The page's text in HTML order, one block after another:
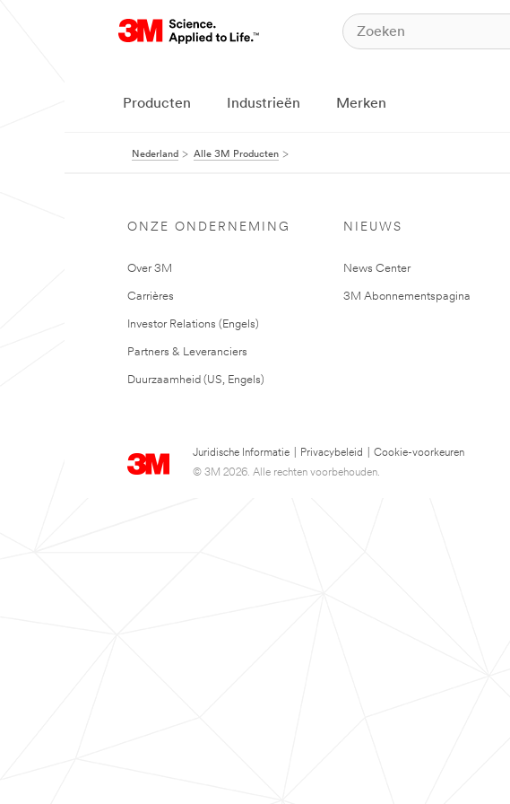
Producten Industrieën Merken
Nederland Alle 3M Producten
ONZE ONDERNEMING
Over 3M
Carrières
Investor Relations (Engels)
Partners & Leveranciers
Duurzaamheid (US, Engels)
NIEUWS
News Center
3M Abonnementspagina
Juridische Informatie Privacybeleid
Cookie-voorkeuren
© 3M 2026. Alle rechten voorbehouden.